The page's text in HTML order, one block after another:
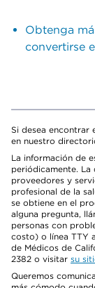
Obtenga
convertirse
Si desea encontrar
en nuestro
La información de
periódicamente. La
proveedores y
profesional de la
se obtiene en el
alguna pregunta,
personas con
costo) o línea TTY
de Médicos de
2382 o visitar su
Queremos